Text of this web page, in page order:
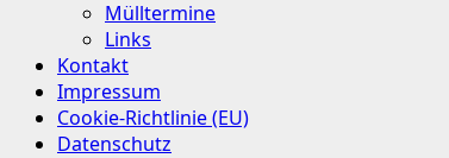
Mülltermine
Links
Kontakt
Impressum
Cookie-Richtlinie (EU)
Datenschutz